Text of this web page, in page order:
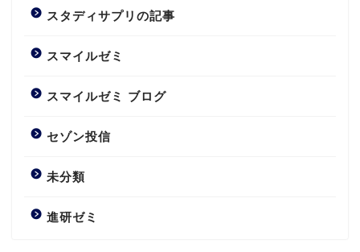
スタディサプリの記事
スマイルゼミ
スマイルゼミ ブログ
セゾン投信
未分類
進研ゼミ